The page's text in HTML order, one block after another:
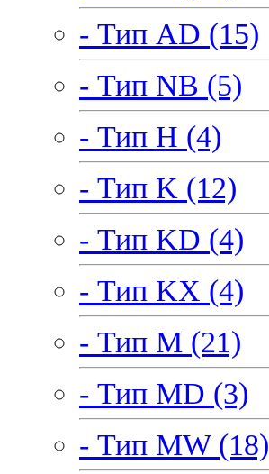
- Тип AD (15)
- Тип NB (5)
- Тип H (4)
- Тип K (12)
- Тип KD (4)
- Тип KX (4)
- Тип M (21)
- Тип MD (3)
- Тип MW (18)